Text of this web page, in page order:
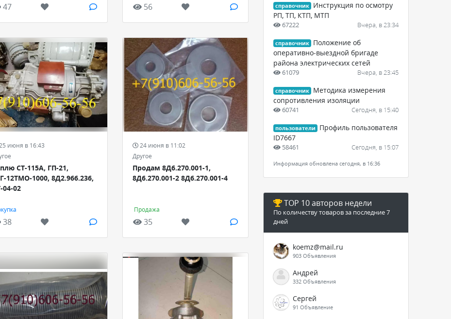
47 56
июня в 16:43
СТ-115А, ГП-21,
12ТМО-1000, 8Д2.966.236,
04-02
38
24 июня в 11:02
Другое
Продам 8Д6.270.001-1,
8Д6.270.001-2 8Д6.270.001-4
Продажа
35
справочник
Инструкция по осмотру
РП, ТП, КТП, МТП
67222 Вчера, в 23:34
справочник
Положение об
оперативно-выездной бригаде
района электрических сетей
61079 Вчера, в 23:45
справочник
Методика измерения
сопротивления изоляции
60741 Сегодня, в 15:40
пользователи
Профиль пользователя
ID7667
58461 Сегодня, в 15:07
Информация обновлена сегодня, в 16:36
TOP 10 авторов недели
По количеству товаров за последние 7
дней
koemz@mail.ru
903 Объявления
Андрей
332 Объявления
Сергей
91 Объявление